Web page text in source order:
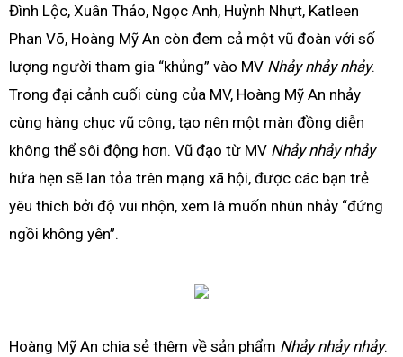
Đình Lộc, Xuân Thảo, Ngọc Anh, Huỳnh Nhựt, Katleen
Phan Võ, Hoàng Mỹ An còn đem cả một vũ đoàn với số
lượng người tham gia “khủng” vào MV Nhảy nhảy nhảy.
Trong đại cảnh cuối cùng của MV, Hoàng Mỹ An nhảy
cùng hàng chục vũ công, tạo nên một màn đồng diễn
không thể sôi động hơn. Vũ đạo từ MV Nhảy nhảy nhảy
hứa hẹn sẽ lan tỏa trên mạng xã hội, được các bạn trẻ
yêu thích bởi độ vui nhộn, xem là muốn nhún nhảy “đứng
ngồi không yên”.
Hoàng Mỹ An chia sẻ thêm về sản phẩm Nhảy nhảy nhảy: